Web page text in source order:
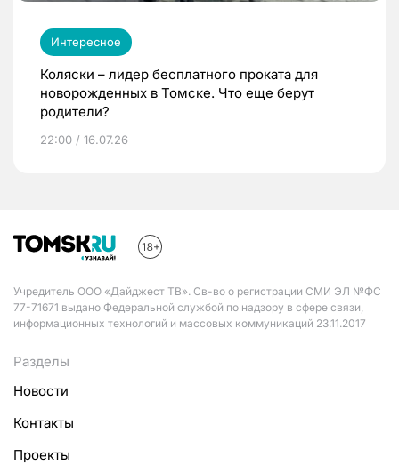
Интересное
Коляски – лидер бесплатного проката для
новорожденных в Томске. Что еще берут
родители?
22:00 / 16.07.26
Учредитель ООО «Дайджест ТВ». Св-во о регистрации СМИ ЭЛ №ФС
77-71671 выдано Федеральной службой по надзору в сфере связи,
информационных технологий и массовых коммуникаций 23.11.2017
Разделы
Новости
Контакты
Проекты